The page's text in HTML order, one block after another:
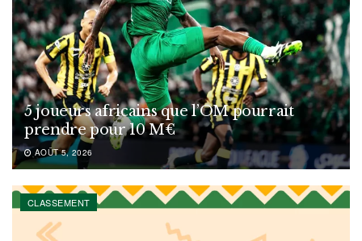
5 joueurs africains que l’OM pourrait
prendre pour 10 M€
AOÛT 5, 2026
CLASSEMENT